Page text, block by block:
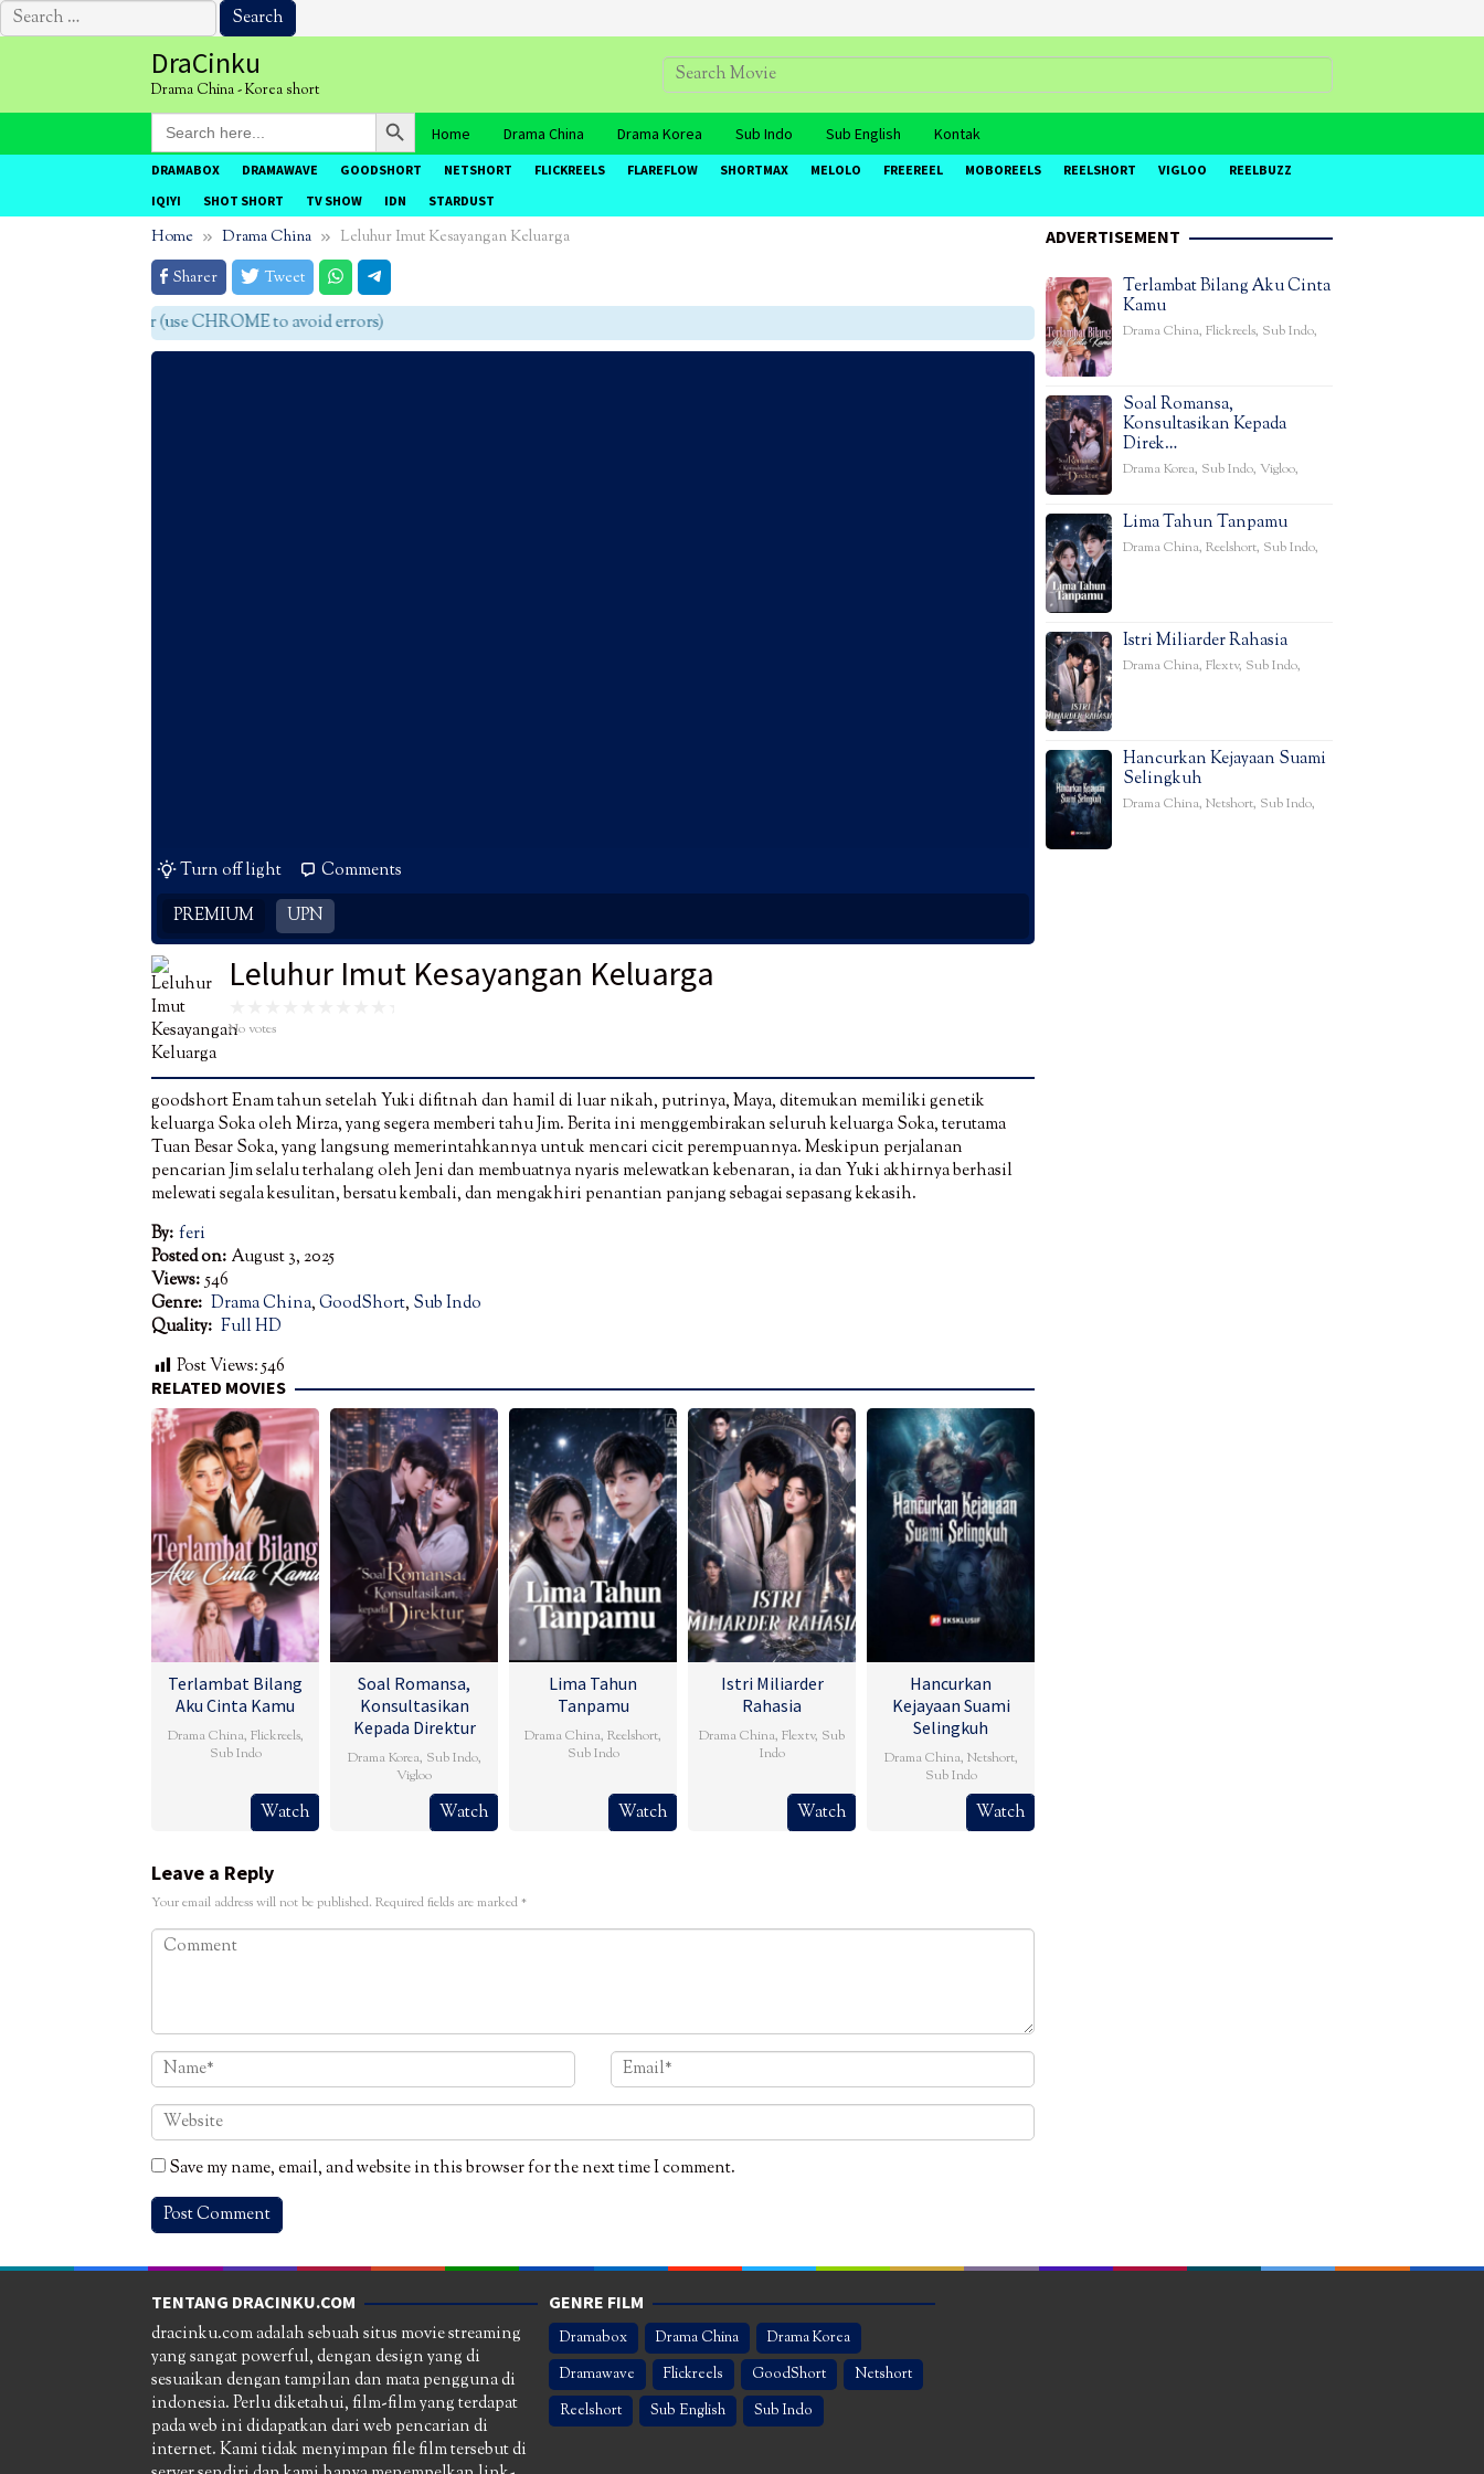
Search
for:
DraCinku
Drama China - Korea short
Search
for:
Search Button
Home Drama China Drama Korea Sub Indo Sub English Kontak
DRAMABOX DRAMAWAVE GOODSHORT NETSHORT FLICKREELS FLAREFLOW SHORTMAX MELOLO FREEREEL MOBOREELS REELSHORT VIGLOO
REELBUZZ
IQIYI
SHOT SHORT TV SHOW IDN STARDUST
Home Drama China
Leluhur Imut Kesayangan Keluarga
Sharer
Tweet
agar tidak eror (use CHROME to avoid errors)
Turn off light
Comments
PREMIUM
UPN
Leluhur Imut Kesayangan Keluarga
No votes
goodshort Enam tahun setelah Yuki difitnah dan hamil di luar nikah, putrinya, Maya, ditemukan memiliki genetik
keluarga Soka oleh Mirza, yang segera memberi tahu Jim. Berita ini menggembirakan seluruh keluarga Soka, terutama
Tuan Besar Soka, yang langsung memerintahkannya untuk mencari cicit perempuannya. Meskipun perjalanan
pencarian Jim selalu terhalang oleh Jeni dan membuatnya nyaris melewatkan kebenaran, ia dan Yuki akhirnya berhasil
melewati segala kesulitan, bersatu kembali, dan mengakhiri penantian panjang sebagai sepasang kekasih.
By: feri
Posted on: August 3, 2025
Views: 546
Genre: Drama China,GoodShort, Sub Indo
Quality: Full HD
Post Views:546
RELATED MOVIES
Terlambat Bilang
Aku Cinta Kamu
Drama China, Flickreels,
Sub Indo
Watch
Soal Romansa,
Konsultasikan
Kepada Direktur
Drama Korea, Sub Indo,
Vigloo
Watch
Lima Tahun
Tanpamu
Drama China, Reelshort,
Sub Indo
Watch
Istri Miliarder
Rahasia
Drama China, Flextv, Sub
Indo
Watch
Hancurkan
Kejayaan Suami
Selingkuh
Drama China, Netshort,
Sub Indo
Watch
Leave a Reply
Your email address will not be published. Required fields are marked*
Save my name, email, and website in this browser for the next time I comment.
ADVERTISEMENT
Terlambat Bilang Aku Cinta
Kamu
Drama China, Flickreels, Sub Indo,
Soal Romansa,
Konsultasikan Kepada
Direk…
Drama Korea, Sub Indo, Vigloo,
Lima Tahun Tanpamu
Drama China, Reelshort, Sub Indo,
Istri Miliarder Rahasia
Drama China, Flextv, Sub Indo,
Hancurkan Kejayaan Suami
Selingkuh
Drama China, Netshort, Sub Indo,
TENTANG DRACINKU.COM
dracinku.com adalah sebuah situs movie streaming
yang sangat powerful, dengan design yang di
sesuaikan dengan tampilan dan mata pengguna di
indonesia. Perlu diketahui, film-film yang terdapat
pada web ini didapatkan dari web pencarian di
internet. Kami tidak menyimpan file film tersebut di
GENRE FILM
Dramabox Drama China
Drama Korea
Dramawave
Flickreels GoodShort
Netshort
Reelshort
Sub English Sub Indo